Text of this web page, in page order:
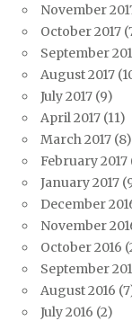
November
October 2017
September
August 2017
July 2017 (9)
April 2017 (11)
March 2017 (8)
February 2017
January 2017
December
November
October 2016
September
August 2016
July 2016 (2)